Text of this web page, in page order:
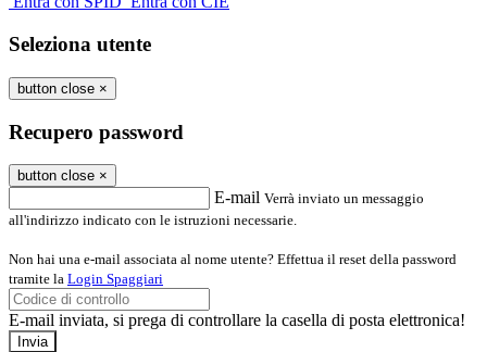
Seleziona utente
button close ×
Recupero password
button close ×
E-mail Verrà inviato un messaggio
all'indirizzo indicato con le istruzioni necessarie.
Non hai una e-mail associata al nome utente? Effettua il reset della password
tramite la Login Spaggiari
E-mail inviata, si prega di controllare la casella di posta elettronica!